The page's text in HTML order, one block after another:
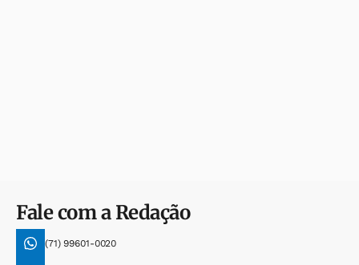
Fale com a Redação
(71) 99601-0020